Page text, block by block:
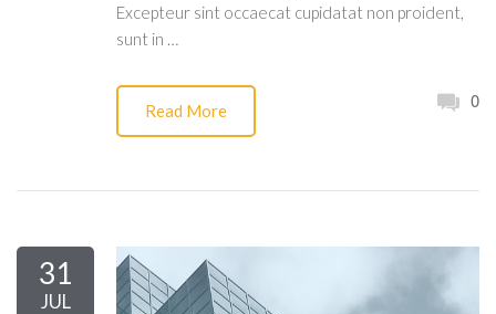
Excepteur sint occaecat cupidatat non proident,
sunt in …
Read More 0
31
JUL